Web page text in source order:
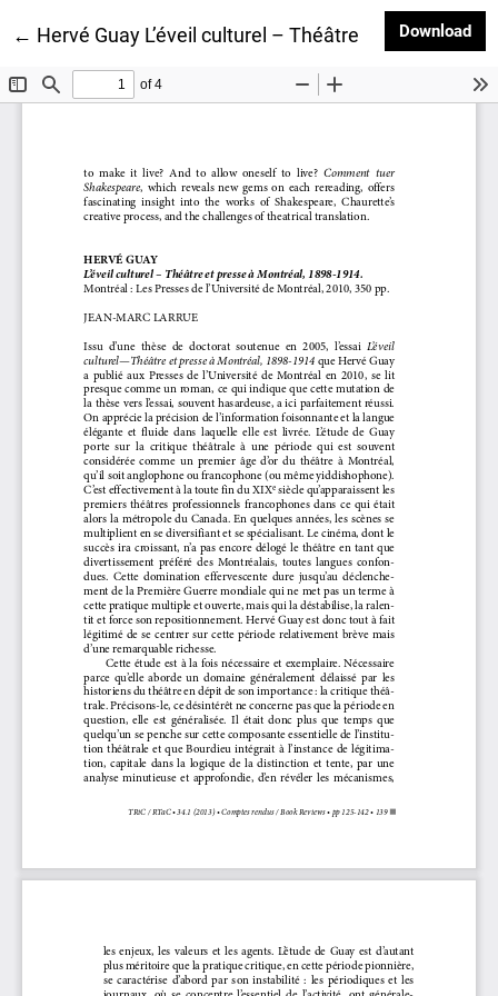
← Return to Article Details
Hervé Guay L’éveil culturel – Théâtre et presse à
Download